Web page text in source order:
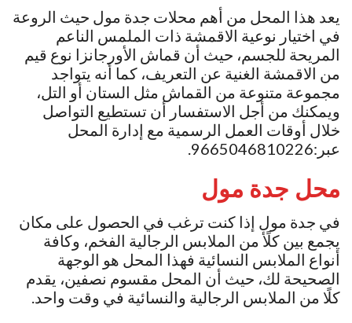
يعد هذا المحل من أهم محلات جدة مول حيث الروعة
في اختيار نوعية الاقمشة ذات الملمس الناعم
المريحة للجسم، حيث أن قماش الأورجانزا نوع قيم
من الاقمشة الغنية عن التعريف، كما أنه يتواجد
مجموعة متنوعة من القماش مثل الستان أو التل،
ويمكنك من أجل الاستفسار أن تستطيع التواصل
خلال أوقات العمل الرسمية مع إدارة المحل
عبر:9665046810226.
محل جدة مول
في جدة مول إذا كنت ترغب في الحصول على مكان
يجمع بين كلًأ من الملابس الرجالية الفخم، وكافة
أنواع الملابس النسائية فهذا المحل هو الوجهة
الصحيحة لك، حيث أن المحل مقسوم نصفين، يقدم
كلًا من الملابس الرجالية والنسائية في وقت واحد.